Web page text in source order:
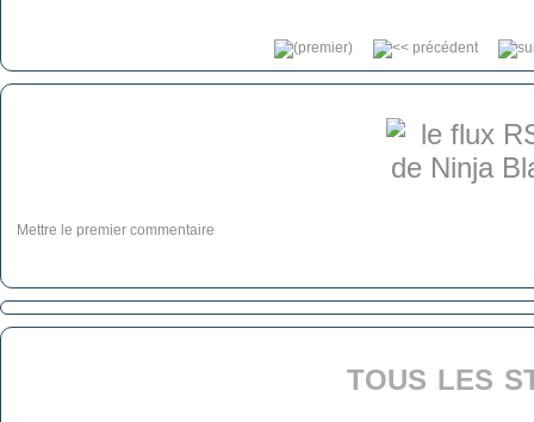
Mettre le premier commentaire
tous les